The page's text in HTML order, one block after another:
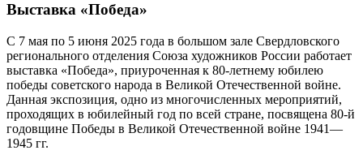
Выставка «Победа»
С 7 мая по 5 июня 2025 года в большом зале Свердловского
регионального отделения Союза художников России работает
выставка «Победа», приуроченная к 80-летнему юбилею
победы советского народа в Великой Отечественной войне.
Данная экспозиция, одно из многочисленных мероприятий,
проходящих в юбилейный год по всей стране, посвящена 80-й
годовщине Победы в Великой Отечественной войне 1941—
1945 гг.